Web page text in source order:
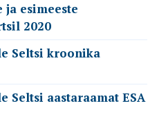
esimeeste
2020
Seltsi kroonika
Seltsi aastaraamat ESA